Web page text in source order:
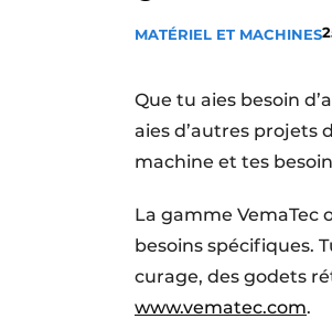
Termes et
MATÉRIEL ET MACHINES
Que tu aies besoin
aies d’autres projets
machine et tes
La gamme VemaTec
besoins spécifiques.
curage, des godets
www.vematec.com.